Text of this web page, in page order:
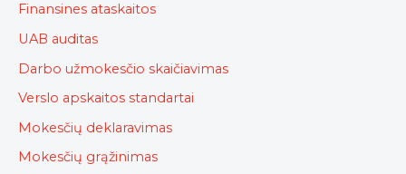
Finansines ataskaitos
UAB auditas
Darbo užmokesčio skaičiavimas
Verslo apskaitos standartai
Mokesčių deklaravimas
Mokesčių grąžinimas